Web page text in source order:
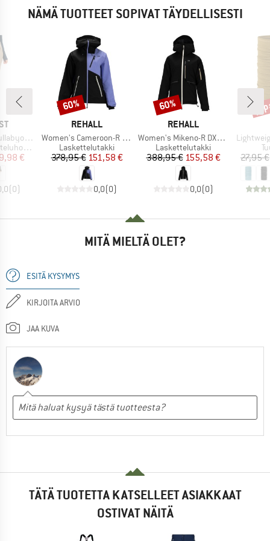
NÄMÄ TUOTTEET SOPIVAT TÄYDELLISESTI
hinta
€
(0)
MERKKI
REHALL
Tuote
Women's Cameroon-R DXR Snow Jacket
Tuoteryhmä
Laskettelutakki
Hinta
378,95 €Alennettu hinta
151,58 €
0,0(0)
Alennus
60%
MERKKI
REHALL
Tuote
Women's Mikeno-R DXR Snow Jacket
Tuoteryhmä
Laskettelutakki
Hinta
388,95 €Alennettu hinta
155,58 €
0,0(0)
Alennus
60%
Tuote
27,95 €
MITÄ MIELTÄ OLET?
ESITÄ KYSYMYS
KIRJOITA ARVIO
JAA KUVA
TÄTÄ TUOTETTA KATSELLEET ASIAKKAAT
OSTIVAT NÄITÄ